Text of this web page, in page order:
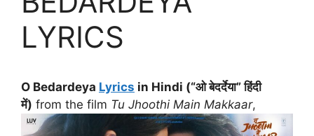
LYRICS
O Bedardeya Lyrics in Hindi (“ओ बेदर्देया” हिंदी
में) from the film Tu Jhoothi Main Makkaar,